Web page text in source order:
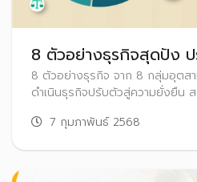
8 ตัวอย่างธุรกิจสุดปัง
8 ตัวอย่างธุรกิจ จาก 8 กลุ่มอุตสา
ดำเนินธุรกิจปรับตัวสู่ความยั่งยืน ส
7 กุมภาพันธ์ 2568